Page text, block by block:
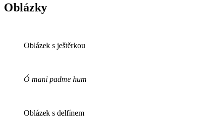
Oblázky
Oblázek s ještěrkou
Ó mani padme hum
Oblázek s delfínem